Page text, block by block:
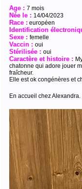
Age : 7 mois
Née le : 14/04/2023
Race : européen
Identification
Sexe : femelle
Vaccin : oui
Stérilisée : oui
Caractère et histoire :
chatonne qui adore jouer
fraîcheur.
Elle est ok congénères et
En accueil chez Alexandra.